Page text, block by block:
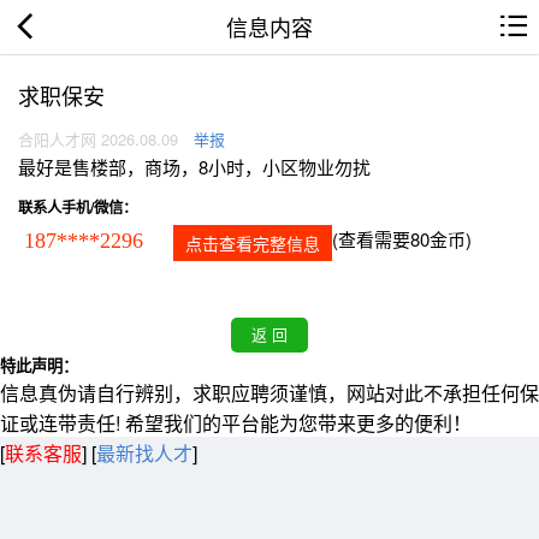
信息内容
求职保安
合阳人才网 2026.08.09 举报
最好是售楼部，商场，8小时，小区物业勿扰
联系人手机/微信：
187****2296 点击查看完整信息 (查看需要80金币)
特此声明：
信息真伪请自行辨别，求职应聘须谨慎，网站对此不承担任何保
证或连带责任! 希望我们的平台能为您带来更多的便利！
[联系客服] [最新找人才]